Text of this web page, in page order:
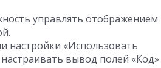
управлять отображением
настройки «Использовать
вывод полей «Код»